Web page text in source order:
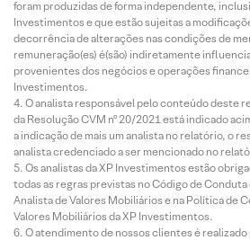
foram produzidas de forma independente,
Investimentos e que estão sujeitas a
decorrência de alterações nas condições de
remuneração(es) é(são) indiretamente
provenientes dos negócios e operações
Investimentos.
O analista responsável pelo conteúdo deste
da Resolução CVM nº 20/2021 está indicado
a indicação de mais um analista no relatório, o
analista credenciado a ser mencionado no
Os analistas da XP Investimentos estão
todas as regras previstas no Código de Conduta
Analista de Valores Mobiliários e na Política de
Valores Mobiliários da XP Investimentos.
O atendimento de nossos clientes é realizado